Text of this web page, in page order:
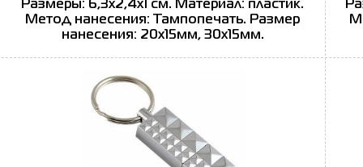
Размеры: 6,3х2,4х1 см. Материал: пластик.
Метод нанесения: Тампопечать. Размер
нанесения: 20х15мм, 30х15мм.